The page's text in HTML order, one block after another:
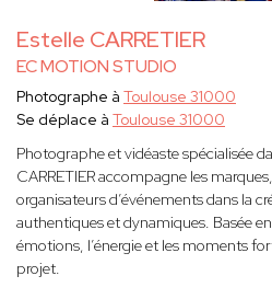
Estelle CARRETIER
EC MOTION STUDIO
Photographe à Toulouse 31000
Se déplace à Toulouse 31000
Photographe et vidéaste spécialisée
CARRETIER accompagne les
organisateurs d’événements dans la
authentiques et dynamiques. Basée
émotions, l’énergie et les moments
projet.